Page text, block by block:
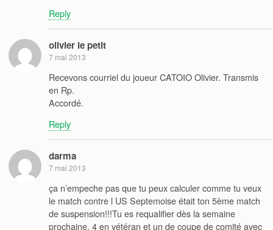
Reply
olivier le petit
7 mai 2013
Recevons courriel du joueur CATOIO Olivier. Transmis
en Rp.
Accordé.
Reply
darma
7 mai 2013
ça n’empeche pas que tu peux calculer comme tu veux
le match contre l US Septemoise était ton 5ème match
de suspension!!!Tu es requalifier dès la semaine
prochaine. 4 en vétéran et un de coupe de comité avec